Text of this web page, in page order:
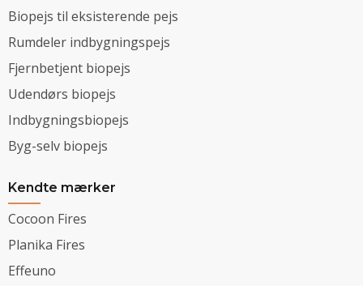
Biopejs til eksisterende pejs
Rumdeler indbygningspejs
Fjernbetjent biopejs
Udendørs biopejs
Indbygningsbiopejs
Byg-selv biopejs
Kendte mærker
Cocoon Fires
Planika Fires
Effeuno